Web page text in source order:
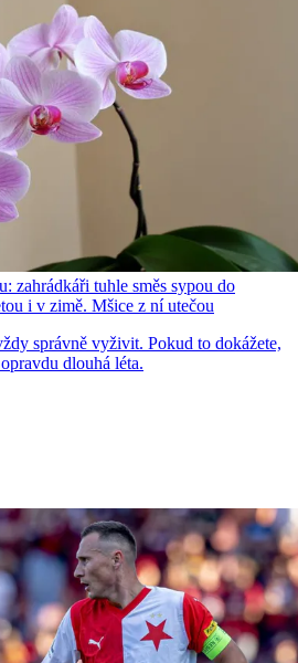
zahrádkáři tuhle směs sypou do
i v zimě. Mšice z ní utečou
správně vyživit. Pokud to dokážete,
dlouhá léta.